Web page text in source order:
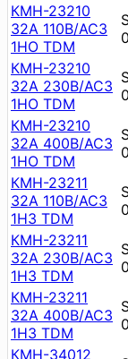
КМН-23210
32А 110В/АС3
1НО TDM
КМН-23210
32А 230В/АС3
1НО TDM
КМН-23210
32А 400В/АС3
1НО TDM
КМН-23211
32А 110В/АС3
1НЗ TDM
КМН-23211
32А 230В/АС3
1НЗ TDM
КМН-23211
32А 400В/АС3
1НЗ TDM
КМН-34012